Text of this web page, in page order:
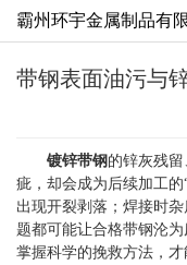
霸州环宇金属制品有
带钢表面油污与
镀锌带钢 的锌灰残留
疵，却会成为后续加工
出现开裂剥落；焊接时
题都可能让合格带钢沦
掌握科学的挽救方法，